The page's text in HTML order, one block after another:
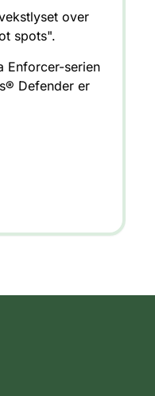
over
spots".
Enforcer-serien
Defender er